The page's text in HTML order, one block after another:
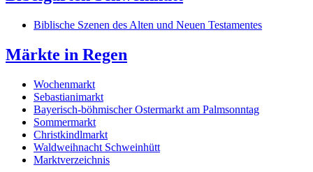
Biblische Szenen des Alten und Neuen Testamentes
Märkte in Regen
Wochenmarkt
Sebastianimarkt
Bayerisch-böhmischer Ostermarkt am Palmsonntag
Sommermarkt
Christkindlmarkt
Waldweihnacht Schweinhütt
Marktverzeichnis